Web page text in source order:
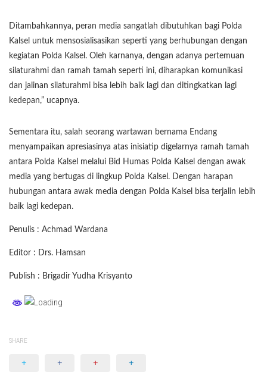
Ditambahkannya, peran media sangatlah dibutuhkan bagi Polda
Kalsel untuk mensosialisasikan seperti yang berhubungan dengan
kegiatan Polda Kalsel. Oleh karnanya, dengan adanya pertemuan
silaturahmi dan ramah tamah seperti ini, diharapkan komunikasi
dan jalinan silaturahmi bisa lebih baik lagi dan ditingkatkan lagi
kedepan,” ucapnya.
Sementara itu, salah seorang wartawan bernama Endang
menyampaikan apresiasinya atas inisiatip digelarnya ramah tamah
antara Polda Kalsel melalui Bid Humas Polda Kalsel dengan awak
media yang bertugas di lingkup Polda Kalsel. Dengan harapan
hubungan antara awak media dengan Polda Kalsel bisa terjalin lebih
baik lagi kedepan.
Penulis : Achmad Wardana
Editor : Drs. Hamsan
Publish : Brigadir Yudha Krisyanto
SHARE